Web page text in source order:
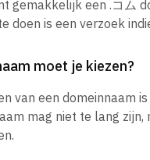
gemakkelijk een .コム
doen is een verzoek
moet je kiezen?
van een domeinnaam
mag niet te lang